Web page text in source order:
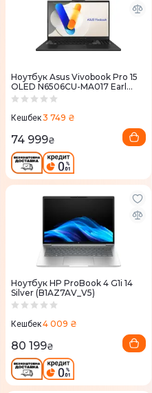
Ноутбук Asus Vivobook Pro 15
OLED N6506CU-MA017 Earl
Gray (90NB15E3-M000S0)
Кешбек3 749 ₴
74 999₴
Ноутбук HP ProBook 4 G1i 14
Silver (B1AZ7AV_V5)
Кешбек4 009 ₴
80 199₴